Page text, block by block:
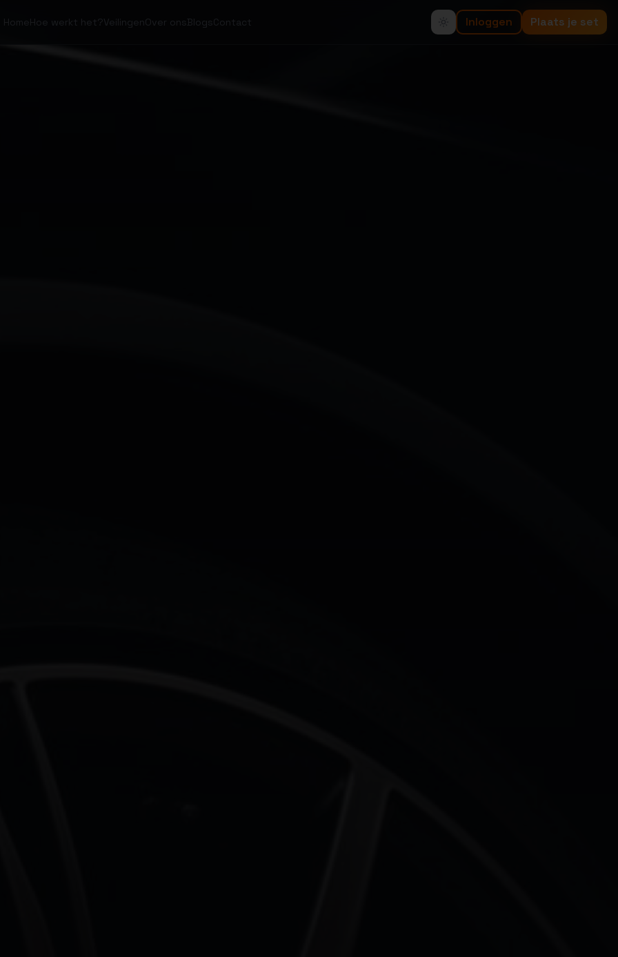
HomeHoe werkt het?VeilingenOver ons Blogs Contact Inloggen Plaats je set